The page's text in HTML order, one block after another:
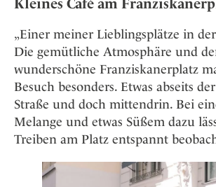
„Einer meiner Lieblingsplätze in
Die gemütliche Atmosphäre und
wunderschöne Franziskanerplatz
Besuch besonders. Etwas abseits
Straße und doch mittendrin. Bei
Melange und etwas Süßem dazu
Treiben am Platz entspannt